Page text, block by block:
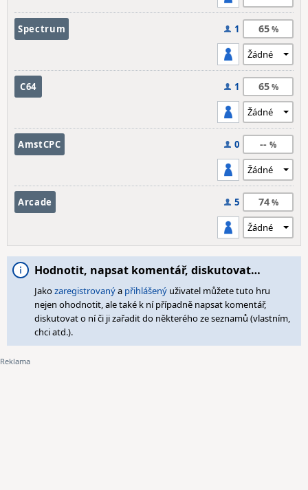
Spectrum 1 65
C64 1 65
AmstCPC 0 --
Arcade 5 74
Hodnotit, napsat komentář, diskutovat…
Jakozaregistrovanýa přihlášený uživatel můžete tuto hru
nejen ohodnotit, ale také k ní případně napsat komentář,
diskutovat o ní či ji zařadit do některého ze seznamů (vlastním,
chci atd.).